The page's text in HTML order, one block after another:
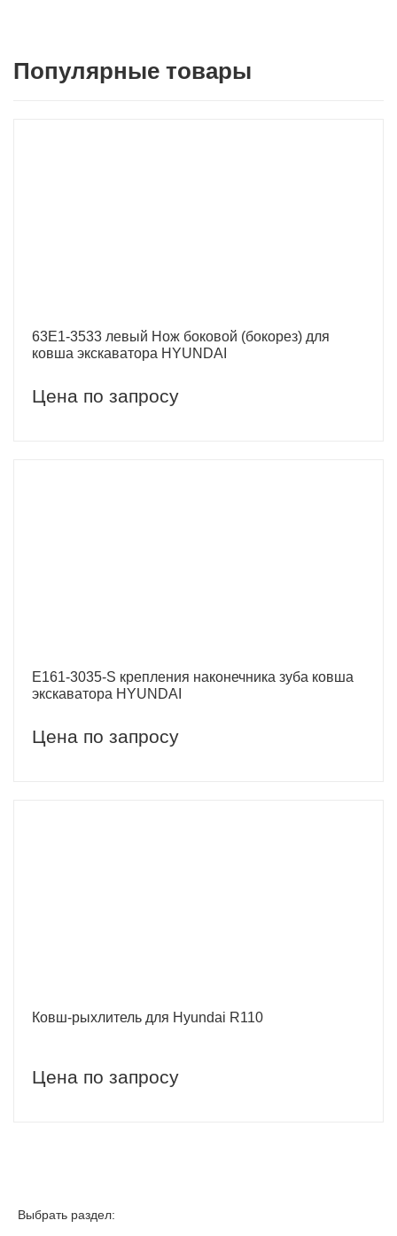
Популярные товары
63E1-3533 левый Нож боковой (бокорез) для
ковша экскаватора HYUNDAI
Цена по запросу
E161-3035-S крепления наконечника зуба ковша
экскаватора HYUNDAI
Цена по запросу
Ковш-рыхлитель для Hyundai R110
Цена по запросу
Выбрать раздел: